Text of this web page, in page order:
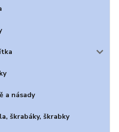
a násady
škrabáky, škrabky